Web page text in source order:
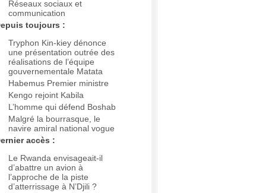
Réseaux sociaux et
communication
toujours :
Tryphon Kin-kiey dénonce
une présentation outrée des
réalisations de l’équipe
gouvernementale Matata
Habemus Premier ministre
Kengo rejoint Kabila
L’homme qui défend Boshab
Malgré la bourrasque, le
navire amiral national vogue
accès :
Le Rwanda envisageait-il
d’abattre un avion à
l’approche de la piste
d’atterrissage à N’Djili ?